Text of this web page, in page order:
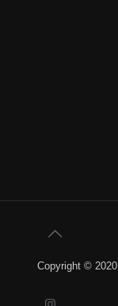
Copyright © 2020